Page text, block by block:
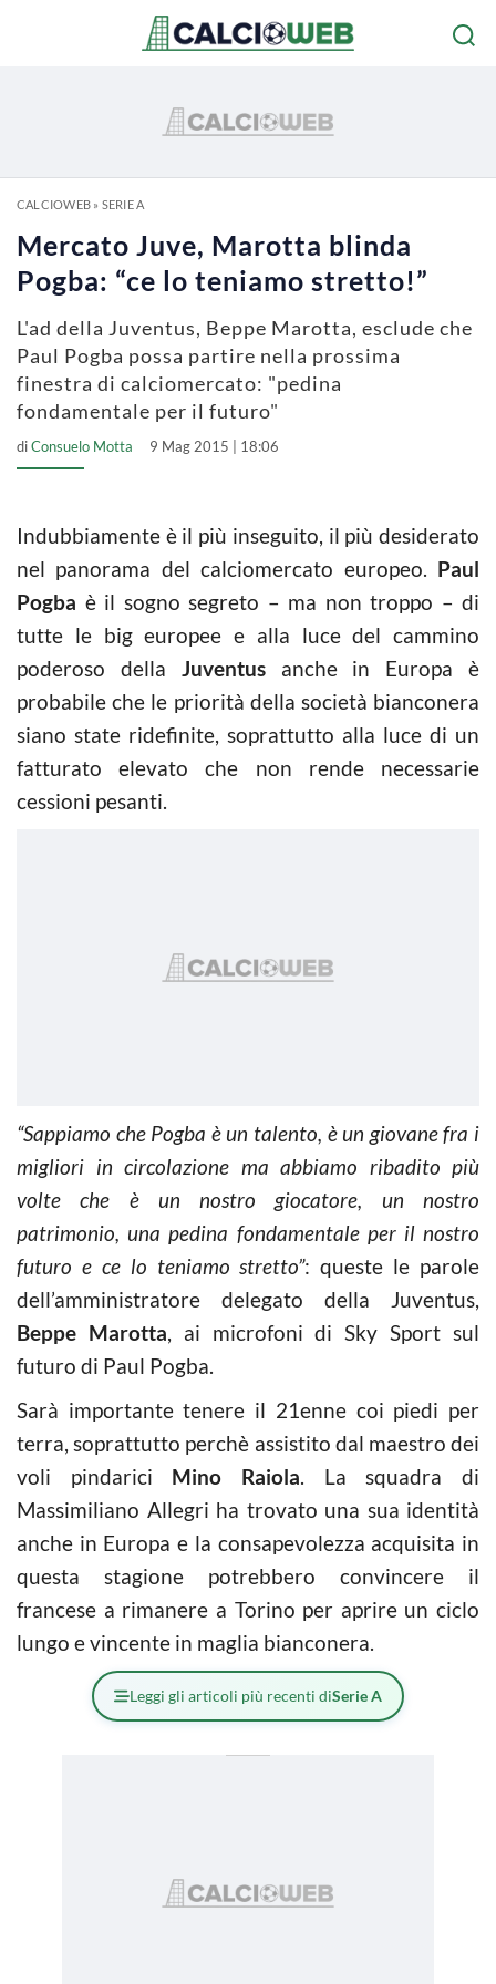
CALCIOWEB» SERIE A
Mercato Juve, Marotta blinda
Pogba: “ce lo teniamo stretto!”
L'ad della Juventus, Beppe Marotta, esclude che
Paul Pogba possa partire nella prossima
finestra di calciomercato: "pedina
fondamentale per il futuro"
diConsuelo Motta 9 Mag 2015 | 18:06
Indubbiamente è il più inseguito, il più desiderato
nel panorama del calciomercato europeo. Paul
Pogba è il sogno segreto – ma non troppo – di
tutte le big europee e alla luce del cammino
poderoso della Juventusanche in Europa è
probabile che le priorità della società bianconera
siano state ridefinite, soprattutto alla luce di un
fatturato elevato che non rende necessarie
cessioni pesanti.
“Sappiamo che Pogba è un talento, è un giovane fra i
migliori in circolazione ma abbiamo ribadito più
volte che è un nostro giocatore, un nostro
patrimonio, una pedina fondamentale per il nostro
futuro e ce lo teniamo stretto”: queste le parole
dell’amministratore delegato della Juventus,
Beppe Marotta, ai microfoni di Sky Sport sul
futuro di Paul Pogba.
Sarà importante tenere il 21enne coi piedi per
terra, soprattutto perchè assistito dal maestro dei
voli pindarici Mino Raiola. La squadra di
Massimiliano Allegri ha trovato una sua identità
anche in Europa e la consapevolezza acquisita in
questa stagione potrebbero convincere il
francese a rimanere a Torino per aprire un ciclo
lungo e vincente in maglia bianconera.
Leggi gli articoli più recenti diSerie A